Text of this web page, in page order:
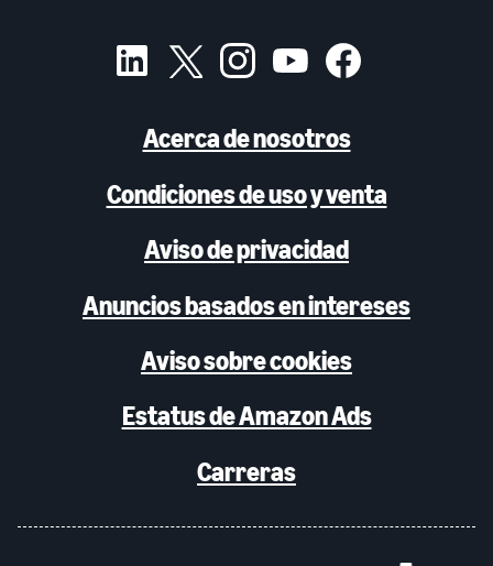
Acerca de nosotros
Condiciones de uso y venta
Aviso de privacidad
Anuncios basados en intereses
Aviso sobre cookies
Estatus de Amazon Ads
Carreras